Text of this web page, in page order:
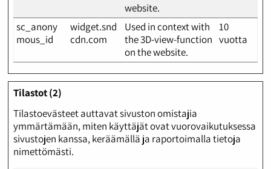
website.
sc_anony
mous_id
widget.snd
cdn.com
Used in context with
the 3D-view-function
on the website.
10
vuotta
Tilastot (2)
Tilastoevästeet auttavat sivuston omistajia
ymmärtämään, miten käyttäjät ovat vuorovaikutuksessa
sivustojen kanssa, keräämällä ja raportoimalla tietoja
nimettömästi.